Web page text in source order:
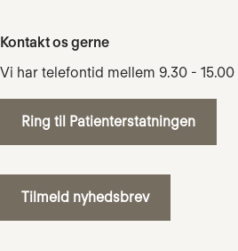
Kontakt os gerne
Vi har telefontid mellem 9.30 - 15.00
Ring til Patienterstatningen
Tilmeld nyhedsbrev